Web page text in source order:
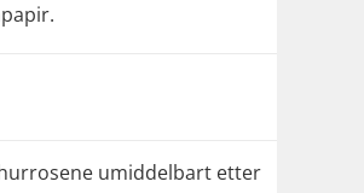
umiddelbart etter